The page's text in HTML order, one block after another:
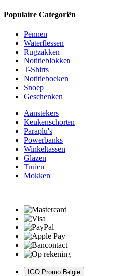
Populaire Categoriën
Pennen
Waterflessen
Rugzakken
Notitieblokken
T-Shirts
Notitieboeken
Snoep
Geschenken
Aanstekers
Keukenschorten
Paraplu's
Powerbanks
Winkeltassen
Glazen
Truien
Mokken
IGO Promo België